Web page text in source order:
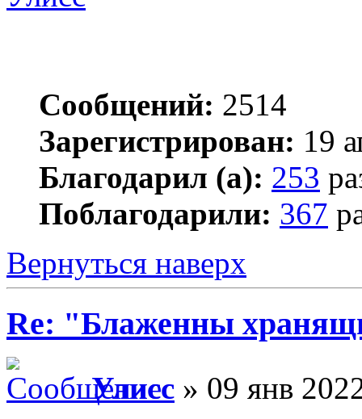
Сообщений: 2514
Зарегистрирован: 19
Благодарил (а): 253
Поблагодарили: 367
Вернуться наверх
Re: "Блаженны
Улисс » 09 янв